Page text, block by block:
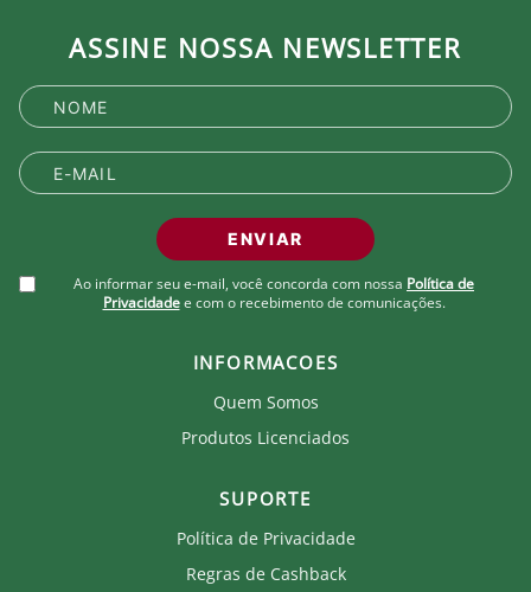
ASSINE NOSSA NEWSLETTER
ENVIAR
Ao informar seu e-mail, você concorda com nossa Política de
Privacidade e com o recebimento de comunicações.
INFORMACOES
Quem Somos
Produtos Licenciados
SUPORTE
Política de Privacidade
Regras de Cashback